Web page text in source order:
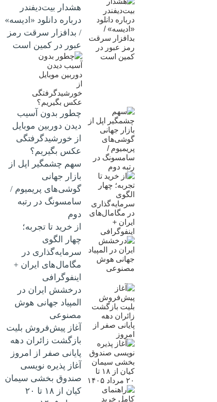
هشدار بیت‌دیفندر
درباره دانلود «ادیسه»
/ بدافزار سرقت رمز
عبور در کمین است
چطور بدون آسیب
دیدن دوربین موبایل
از خورشیدگرفتگی
عکس بگیریم؟
سهم چشمگیر اپل از
بازار جهانی
گوشی‌های پریمیوم /
سامسونگ در رتبه
دوم
از خرید تا تجربه؛
چهار الگوی
سرمایه‌گذاری در
مگامال‌های ایران +
اینفوگرافی
درخشش ایران در
المپیاد جهانی هوش
مصنوعی
آغاز پیش‌فروش بلیت
بازگشت زائران دهه
پایانی صفر از امروز
آغاز پذیره نویسی
صندوق بخشی سیمان
کیان از ۱۸ تا ۲۰